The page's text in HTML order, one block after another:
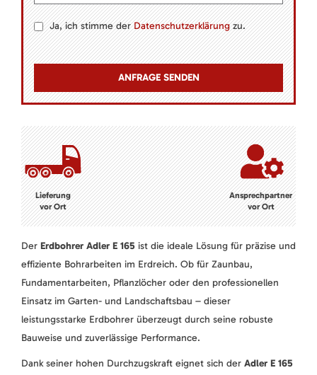
Ja, ich stimme derDatenschutzerklärungzu.
Lieferung
vor Ort
Ansprechpartner
vor Ort
Der Erdbohrer Adler E 165 ist die ideale Lösung für präzise und
effiziente Bohrarbeiten im Erdreich. Ob für Zaunbau,
Fundamentarbeiten, Pflanzlöcher oder den professionellen
Einsatz im Garten- und Landschaftsbau – dieser
leistungsstarke Erdbohrer überzeugt durch seine robuste
Bauweise und zuverlässige Performance.
Dank seiner hohen Durchzugskraft eignet sich der Adler E 165